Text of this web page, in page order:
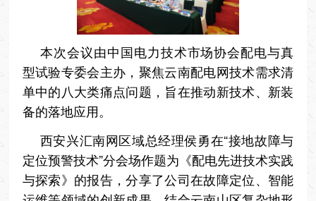
本次会议由中国电力技术市场协会配电与真
型试验专委会主办，聚焦云南配电网技术需求清
单中的八大类痛点问题，旨在推动新技术、新装
备的落地应用。
西安兴汇南网区域总经理侯勇在“接地故障与
定位预警技术”分会场作题为《配电先进技术实践
与探索》的报告，分享了公司在故障定位、智能